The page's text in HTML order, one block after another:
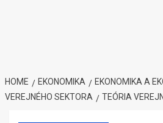
HOME EKONOMIKA EKONOMIKA A
VEREJNÉHO SEKTORA
TEÓRIA